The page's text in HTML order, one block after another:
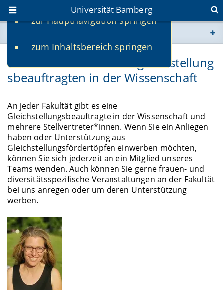
zur Hauptnavigation springen
zum Inhaltsbereich springen
Universität Bamberg
www.uni-bamberg.de
univis.uni-bamberg.de
fis.uni-bamberg.de
Das Team der Fakultätsgleichstellung
sbeauftragten in der Wissenschaft
An jeder Fakultät gibt es eine
Gleichstellungsbeauftragte in der Wissenschaft und
mehrere Stellvertreter*innen. Wenn Sie ein Anliegen
haben oder Unterstützung aus
Gleichstellungsfördertöpfen einwerben möchten,
können Sie sich jederzeit an ein Mitglied unseres
Teams wenden. Auch können Sie gerne frauen- und
diversitätsspezifische Veranstaltungen an der Fakultät
bei uns anregen oder um deren Unterstützung
werben.